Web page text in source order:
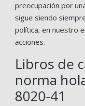
preocupación por
sigue siendo
política, en nuestro
acciones.
Libros de
norma
8020-41